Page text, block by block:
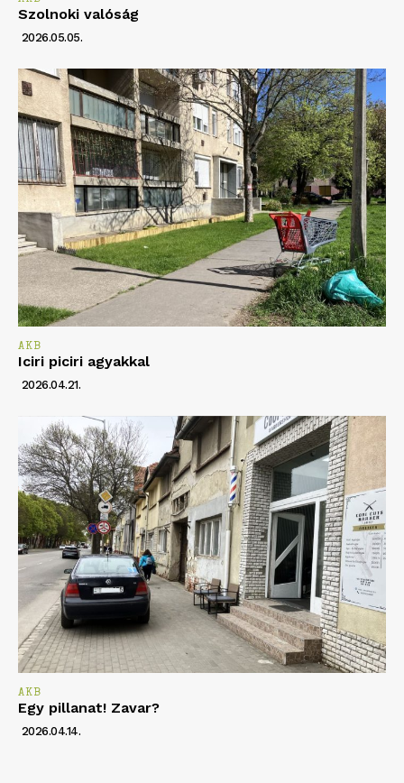
Szolnoki valóság
2026.05.05.
AKB
Iciri piciri agyakkal
2026.04.21.
AKB
Egy pillanat! Zavar?
2026.04.14.